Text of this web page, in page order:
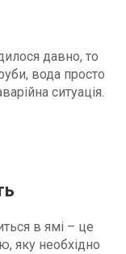
давно, то
вода просто
ситуація.
в ямі – це
яку необхідно